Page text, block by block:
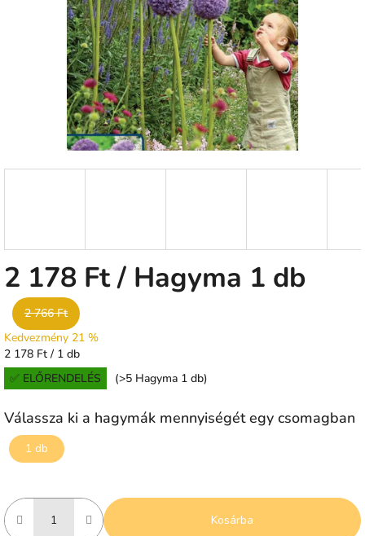
2 178 Ft/ Hagyma 1 db
2 766 Ft
Kedvezmény 21 %
Egységár:
2 178 Ft / 1 db
✅ ELŐRENDELÉS
(>5 Hagyma 1 db)
Válassza ki a hagymák mennyiségét egy csomagban
1 db
Kosárba